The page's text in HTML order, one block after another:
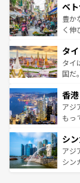
参照
容に
照し
き、
でき
まで
リテ
覧を
ベ
豊か
く伸
急速
ーチ
醸し
とつ
ひ現
が旅
参照
タイ
タイ
国だ
の活
帯で
いビ
激す
が待
た文
香港
アジ
もっ
み、
てお
うな
シ
アジ
シン